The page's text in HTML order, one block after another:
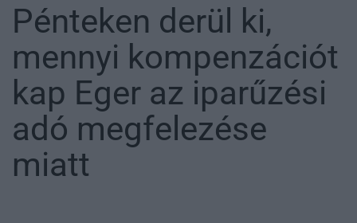
Pénteken derül ki,
mennyi kompenzációt
kap Eger az iparűzési
adó megfelezése
miatt